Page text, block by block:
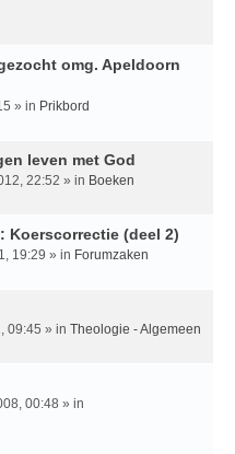
omg. Apeldoorn
» in Prikbord
leven met God
22:52 » in Boeken
Koerscorrectie (deel 2)
19:29 » in Forumzaken
09:45 » in Theologie - Algemeen
00:48 » in